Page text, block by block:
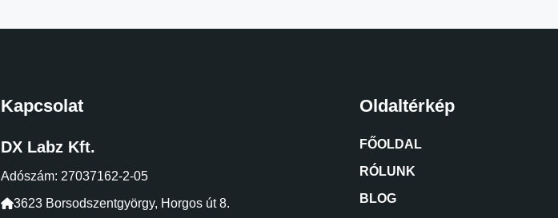
Kapcsolat
DX Labz Kft.
Adószám: 27037162-2-05
3623 Borsodszentgyörgy, Horgos út 8.
Oldaltérkép
FŐOLDAL
RÓLUNK
BLOG